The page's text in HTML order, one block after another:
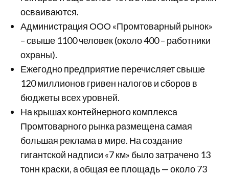
осваиваются.
Администрация ООО «Промтоварный рынок»
– свыше 1100 человек (около 400 – работники
охраны).
Ежегодно предприятие перечисляет свыше
120 миллионов гривен налогов и сборов в
бюджеты всех уровней.
На крышах контейнерного комплекса
Промтоварного рынка размещена самая
большая реклама в мире. На создание
гигантской надписи «7 км» было затрачено 13
тонн краски, а общая ее площадь — около 73